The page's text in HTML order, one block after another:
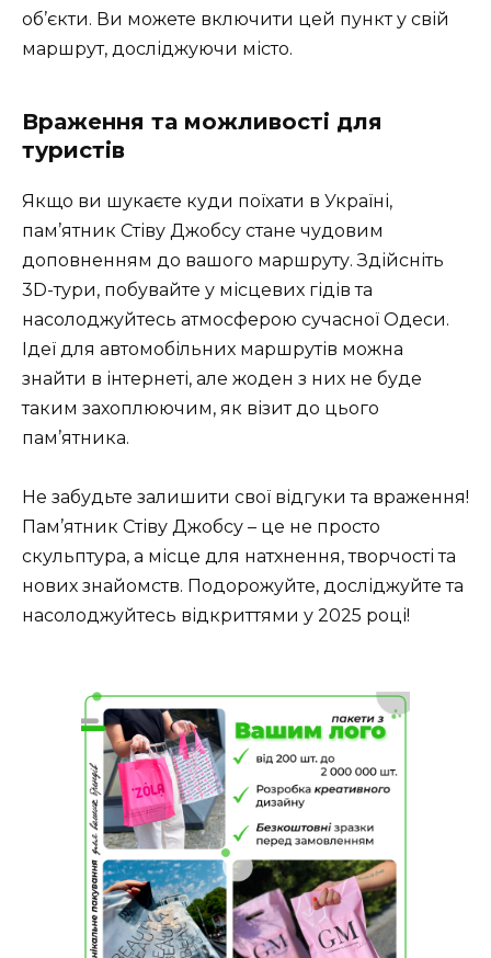
об’єкти. Ви можете включити цей пункт у свій
маршрут, досліджуючи місто.
Враження та можливості для
туристів
Якщо ви шукаєте куди поїхати в Україні,
пам’ятник Стіву Джобсу стане чудовим
доповненням до вашого маршруту. Здійсніть
3D-тури, побувайте у місцевих гідів та
насолоджуйтесь атмосферою сучасної Одеси.
Ідеї для автомобільних маршрутів можна
знайти в інтернеті, але жоден з них не буде
таким захоплюючим, як візит до цього
пам’ятника.
Не забудьте залишити свої відгуки та враження!
Пам’ятник Стіву Джобсу – це не просто
скульптура, а місце для натхнення, творчості та
нових знайомств. Подорожуйте, досліджуйте та
насолоджуйтесь відкриттями у 2025 році!